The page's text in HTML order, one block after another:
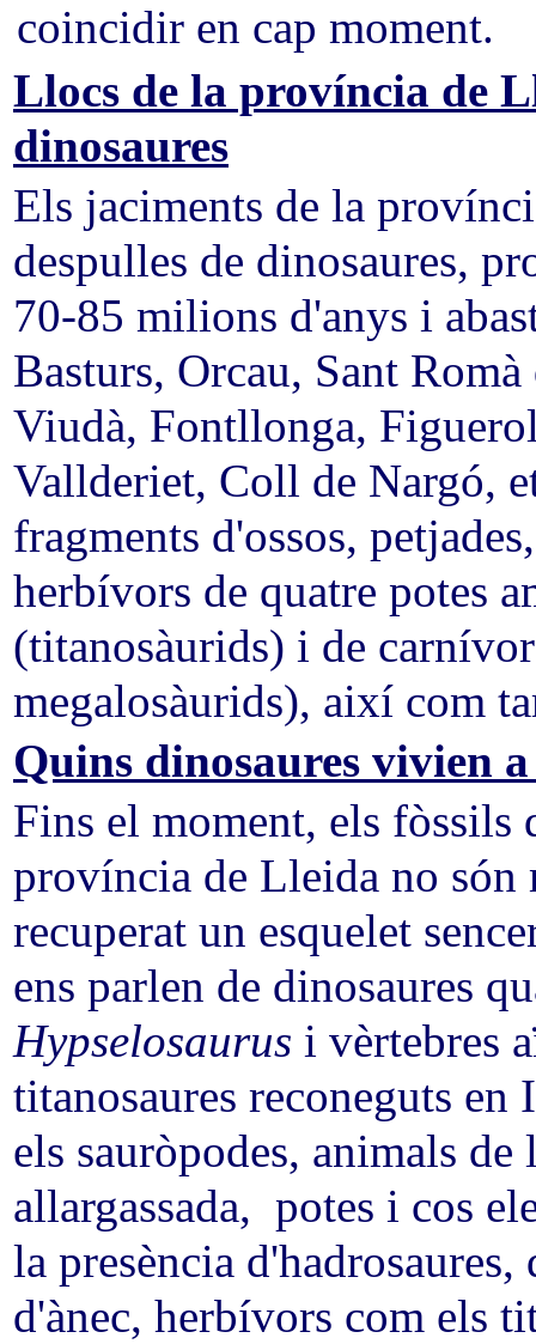
coincidir en cap moment.
Llocs de la província de
dinosaures
Els jaciments de la
despulles de dinosaures,
70-85 milions d'anys i
Basturs, Orcau, Sant
Viudà, Fontllonga,
Vallderiet, Coll de Nargó,
fragments d'ossos,
herbívors de quatre potes
(titanosàurids) i de
megalosàurids), així com
Quins dinosaures vivien
Fins el moment, els fòssils
província de Lleida no són
recuperat un esquelet
ens parlen de dinosaures
Hypselosaurus i vèrtebres
titanosaures reconeguts
els sauròpodes, animals
allargassada, potes i cos
la presència
d'ànec, herbívors com els